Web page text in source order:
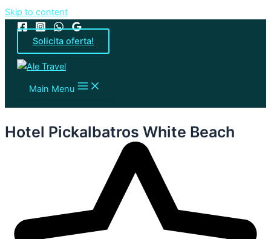
Skip to content
Solicita oferta!
Main Menu
Hotel Pickalbatros White Beach